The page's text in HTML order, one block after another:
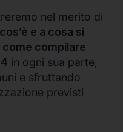
nel merito di
cos’è e a cosa si
come compilare
in ogni sua parte,
e sfruttando
previsti